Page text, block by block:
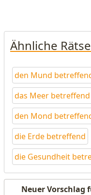
Ähnliche
den Mund
das Meer betreffend
den Mond
die Erde betreffend
die Gesundheit
Neuer Vorschlag